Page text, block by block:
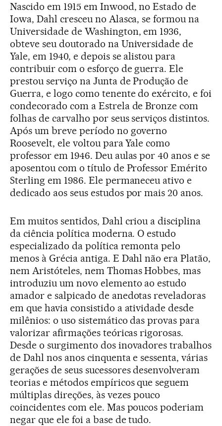
Nascido em 1915 em Inwood, no Estado de
Iowa, Dahl cresceu no Alasca, se formou na
Universidade de Washington, em 1936,
obteve seu doutorado na Universidade de
Yale, em 1940, e depois se alistou para
contribuir com o esforço de guerra. Ele
prestou serviço na Junta de Produção de
Guerra, e logo como tenente do exército, e foi
condecorado com a Estrela de Bronze com
folhas de carvalho por seus serviços distintos.
Após um breve período no governo
Roosevelt, ele voltou para Yale como
professor em 1946. Deu aulas por 40 anos e se
aposentou com o título de Professor Emérito
Sterling em 1986. Ele permaneceu ativo e
dedicado aos seus estudos por mais 20 anos.
Em muitos sentidos, Dahl criou a disciplina
da ciência política moderna. O estudo
especializado da política remonta pelo
menos à Grécia antiga. E Dahl não era Platão,
nem Aristóteles, nem Thomas Hobbes, mas
introduziu um novo elemento ao estudo
amador e salpicado de anedotas reveladoras
em que havia consistido a atividade desde
milênios: o uso sistemático das provas para
valorizar afirmações teóricas rigorosas.
Desde o surgimento dos inovadores trabalhos
de Dahl nos anos cinquenta e sessenta, várias
gerações de seus sucessores desenvolveram
teorias e métodos empíricos que seguem
múltiplas direções, às vezes pouco
coincidentes com ele. Mas poucos poderiam
negar que ele foi a base de tudo.